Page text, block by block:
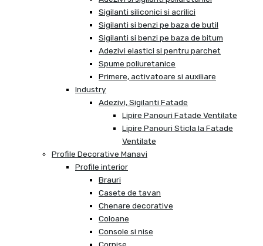
Sigilanti siliconici si acrilici
Sigilanti si benzi pe baza de butil
Sigilanti si benzi pe baza de bitum
Adezivi elastici si pentru parchet
Spume poliuretanice
Primere, activatoare si auxiliare
Industry
Adezivi, Sigilanti Fatade
Lipire Panouri Fatade Ventilate
Lipire Panouri Sticla la Fatade
Ventilate
Profile Decorative Manavi
Profile interior
Brauri
Casete de tavan
Chenare decorative
Coloane
Console si nise
Cornise